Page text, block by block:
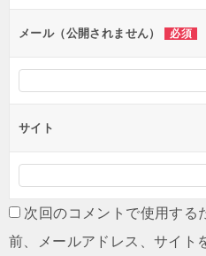
メール（公開されません） 必須
サイト
次回のコメントで使用する
前、メールアドレス、サイト